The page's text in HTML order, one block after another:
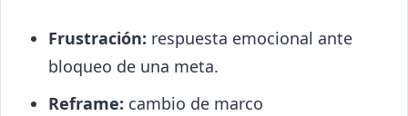
Frustración: respuesta emocional ante
bloqueo de una meta.
Reframe: cambio de marco